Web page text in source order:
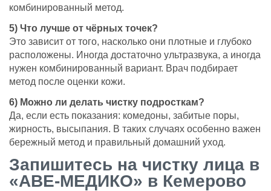
комбинированный метод.
5) Что лучше от чёрных точек?
Это зависит от того, насколько они плотные и глубоко
расположены. Иногда достаточно ультразвука, а иногда
нужен комбинированный вариант. Врач подбирает
метод после оценки кожи.
6) Можно ли делать чистку подросткам?
Да, если есть показания: комедоны, забитые поры,
жирность, высыпания. В таких случаях особенно важен
бережный метод и правильный домашний уход.
Запишитесь на чистку лица в
«АВЕ-МЕДИКО» в Кемерово